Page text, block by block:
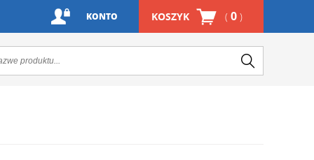
KOSZYK ( 0 )
KONTO